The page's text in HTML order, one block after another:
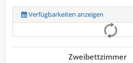
Verfügbarkeiten anzeigen
Zweibettzimmer